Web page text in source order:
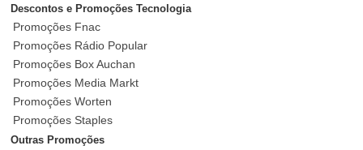
Descontos e Promoções Tecnologia
Promoções Fnac
Promoções Rádio Popular
Promoções Box Auchan
Promoções Media Markt
Promoções Worten
Promoções Staples
Outras Promoções